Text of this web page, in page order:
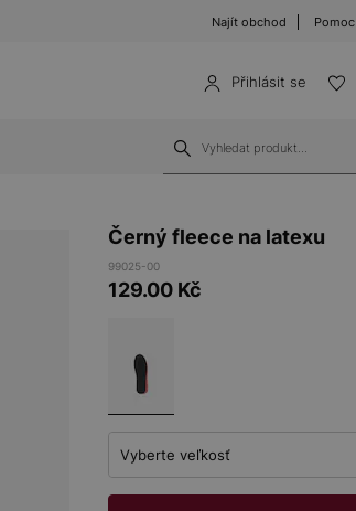
Najít obchod Pomoc
Přihlásit se
Černý fleece na latexu
99025-00
129.00 Kč
Vyberte veľkosť